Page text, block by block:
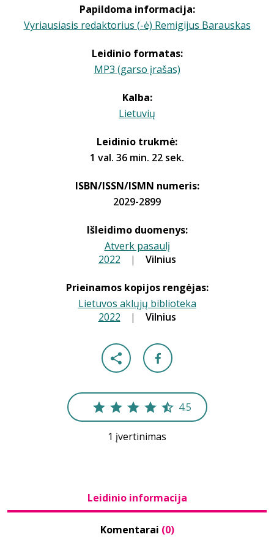
Papildoma informacija:
Vyriausiasis redaktorius (-ė) Remigijus Barauskas
Leidinio formatas:
MP3 (garso įrašas)
Kalba:
Lietuvių
Leidinio trukmė:
1 val. 36 min. 22 sek.
ISBN/ISSN/ISMN numeris:
2029-2899
Išleidimo duomenys:
Atverk pasaulį
2022 | Vilnius
Prieinamos kopijos rengėjas:
Lietuvos aklųjų biblioteka
2022 | Vilnius
4.5
1 įvertinimas
Leidinio informacija
Komentarai (0)